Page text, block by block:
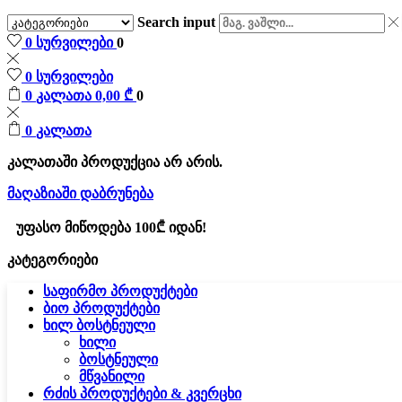
Search input
0 სურვილები0
0 სურვილები
0 კალათა 0,00 ₾ 0
0 კალათა
კალათაში პროდუქცია არ არის.
მაღაზიაში დაბრუნება
უფასო მიწოდება 100₾ იდან!
კატეგორიები
საფირმო პროდუქტები
ბიო პროდუქტები
ხილ ბოსტნეული
ხილი
ბოსტნეული
მწვანილი
რძის პროდუქტები & კვერცხი